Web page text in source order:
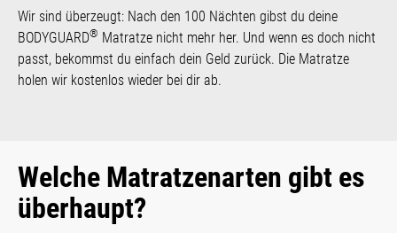
Wir sind überzeugt: Nach den 100 Nächten gibst du deine
BODYGUARD® Matratze nicht mehr her. Und wenn es doch nicht
passt, bekommst du einfach dein Geld zurück. Die Matratze
holen wir kostenlos wieder bei dir ab.
Welche Matratzenarten gibt es
überhaupt?